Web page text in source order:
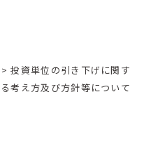
> 投資単位の引き下げに関す
る考え方及び方針等について